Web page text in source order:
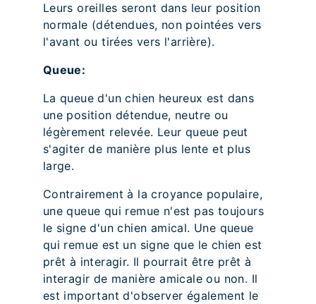
Leurs oreilles seront dans leur position
normale (détendues, non pointées vers
l'avant ou tirées vers l'arrière).
Queue:
La queue d'un chien heureux est dans
une position détendue, neutre ou
légèrement relevée. Leur queue peut
s'agiter de manière plus lente et plus
large.
Contrairement à la croyance populaire,
une queue qui remue n'est pas toujours
le signe d'un chien amical. Une queue
qui remue est un signe que le chien est
prêt à interagir. Il pourrait être prêt à
interagir de manière amicale ou non. Il
est important d'observer également le